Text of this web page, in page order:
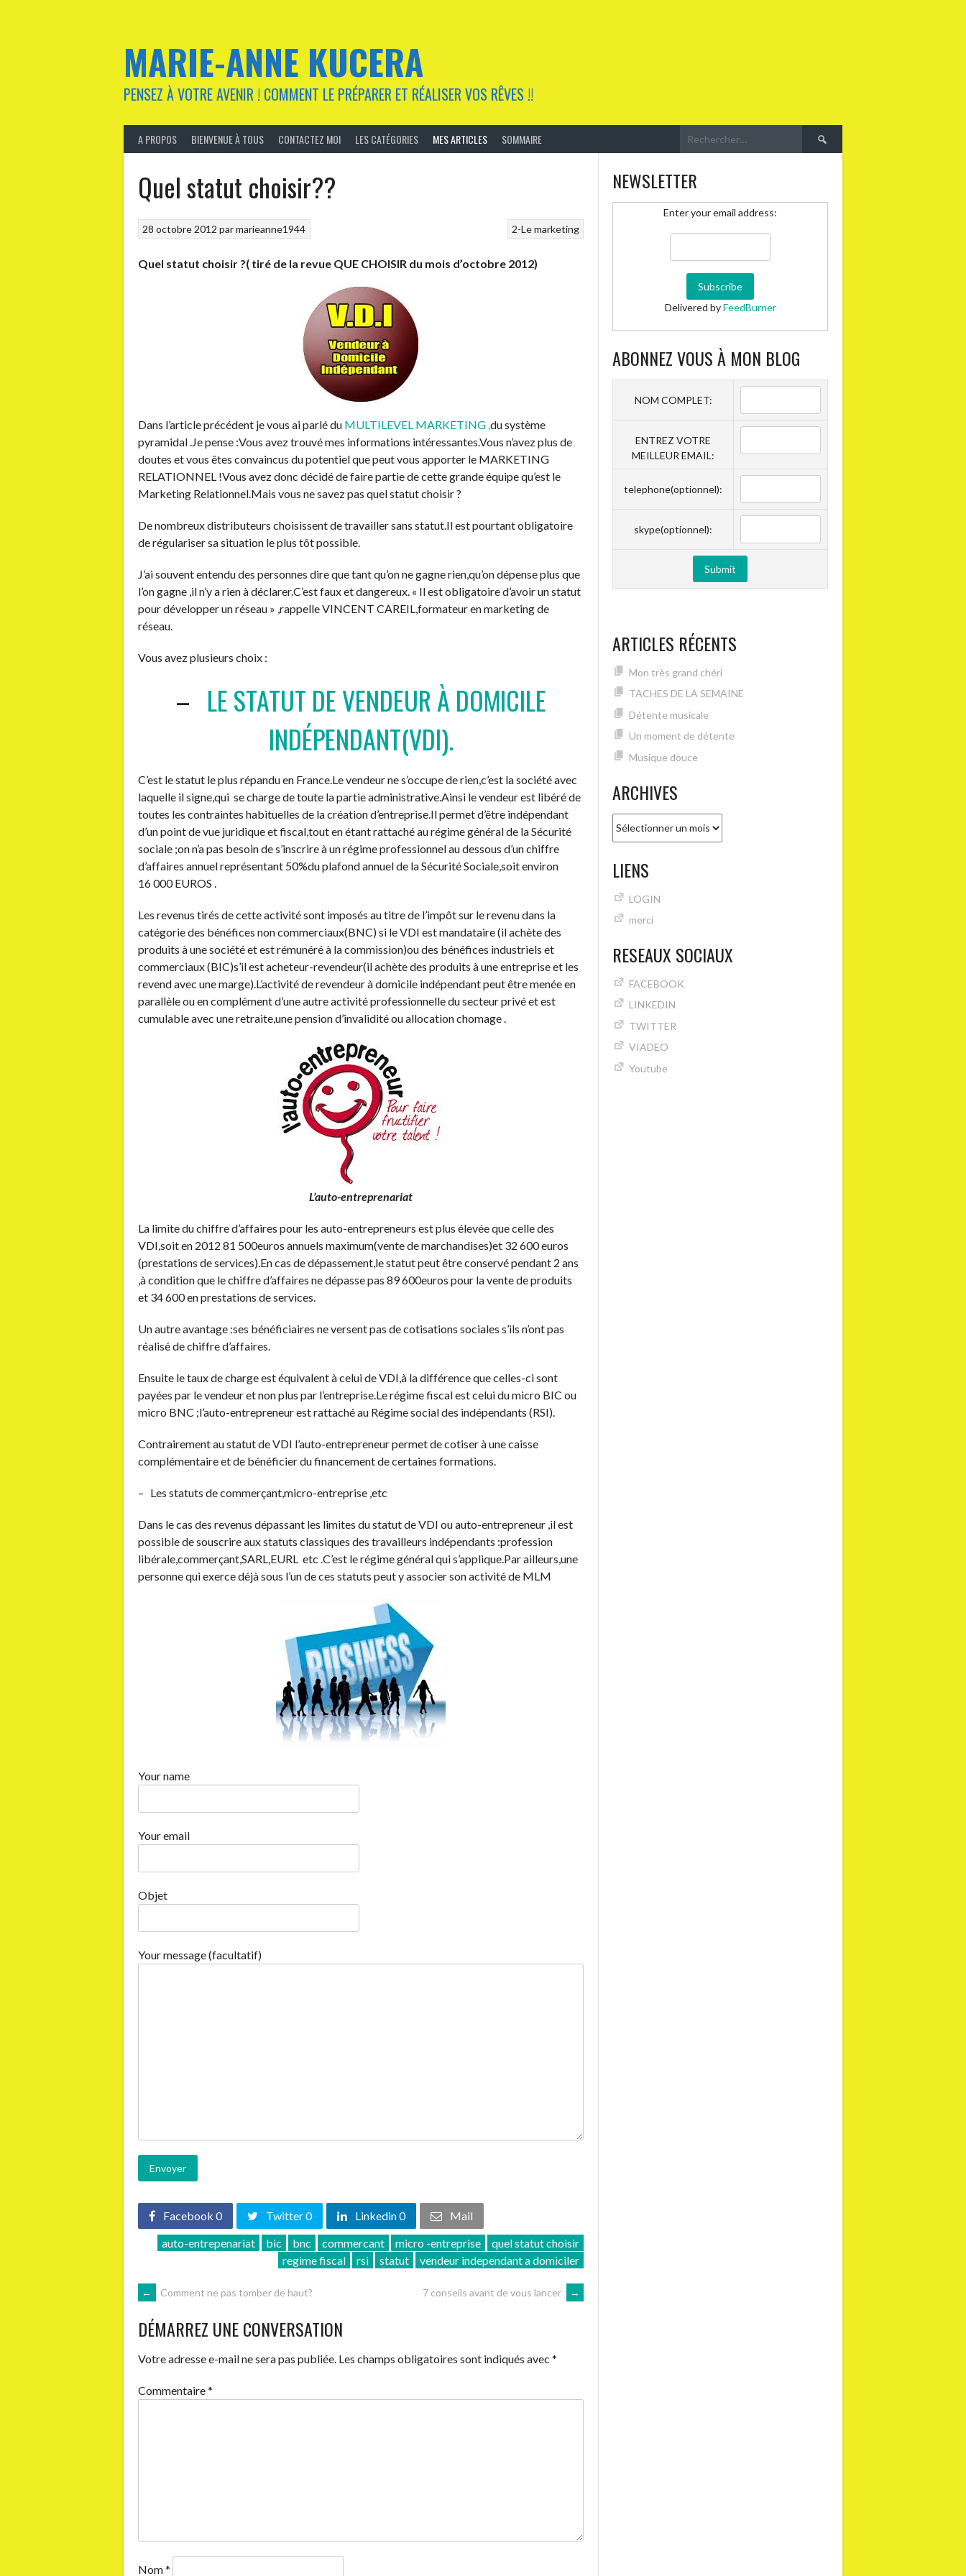
MARIE-ANNE KUCERA
PENSEZ À VOTRE AVENIR ! COMMENT LE PRÉPARER ET RÉALISER VOS RÊVES !!
A PROPOS BIENVENUE À TOUS CONTACTEZ MOI LES CATÉGORIES MES ARTICLES SOMMAIRE Rechercher :
Quel statut choisir??
2-Le marketing
28 octobre 2012 parmarieanne1944
Quel statut choisir ?( tiré de la revue QUE CHOISIR du mois d’octobre 2012)
Dans l’article précédent je vous ai parlé du MULTILEVEL MARKETING , du système
pyramidal .Je pense :Vous avez trouvé mes informations intéressantes.Vous n’avez plus de
doutes et vous êtes convaincus du potentiel que peut vous apporter le MARKETING
RELATIONNEL !Vous avez donc décidé de faire partie de cette grande équipe qu’est le
Marketing Relationnel.Mais vous ne savez pas quel statut choisir ?
De nombreux distributeurs choisissent de travailler sans statut.Il est pourtant obligatoire
de régulariser sa situation le plus tôt possible.
J’ai souvent entendu des personnes dire que tant qu’on ne gagne rien,qu’on dépense plus que
l’on gagne ,il n’y a rien à déclarer.C’est faux et dangereux. « Il est obligatoire d’avoir un statut
pour développer un réseau » ,rappelle VINCENT CAREIL,formateur en marketing de
réseau.
Vous avez plusieurs choix :
– LE STATUT DE VENDEUR À DOMICILE
INDÉPENDANT(VDI).
C’est le statut le plus répandu en France.Le vendeur ne s’occupe de rien,c’est la société avec
laquelle il signe,qui se charge de toute la partie administrative.Ainsi le vendeur est libéré de
toutes les contraintes habituelles de la création d’entreprise.Il permet d’être indépendant
d’un point de vue juridique et fiscal,tout en étant rattaché au régime général de la Sécurité
sociale ;on n’a pas besoin de s’inscrire à un régime professionnel au dessous d’un chiffre
d’affaires annuel représentant 50%du plafond annuel de la Sécurité Sociale,soit environ
16 000 EUROS .
Les revenus tirés de cette activité sont imposés au titre de l’impôt sur le revenu dans la
catégorie des bénéfices non commerciaux(BNC) si le VDI est mandataire (il achète des
produits à une société et est rémunéré à la commission)ou des bénéfices industriels et
commerciaux (BIC)s’il est acheteur-revendeur(il achète des produits à une entreprise et les
revend avec une marge).L’activité de revendeur à domicile indépendant peut être menée en
parallèle ou en complément d’une autre activité professionnelle du secteur privé et est
cumulable avec une retraite,une pension d’invalidité ou allocation chomage .
L’auto-entreprenariat
La limite du chiffre d’affaires pour les auto-entrepreneurs est plus élevée que celle des
VDI,soit en 2012 81 500euros annuels maximum(vente de marchandises)et 32 600 euros
(prestations de services).En cas de dépassement,le statut peut être conservé pendant 2 ans
,à condition que le chiffre d’affaires ne dépasse pas 89 600euros pour la vente de produits
et 34 600 en prestations de services.
Un autre avantage :ses bénéficiaires ne versent pas de cotisations sociales s’ils n’ont pas
réalisé de chiffre d’affaires.
Ensuite le taux de charge est équivalent à celui de VDI,à la différence que celles-ci sont
payées par le vendeur et non plus par l’entreprise.Le régime fiscal est celui du micro BIC ou
micro BNC ;l’auto-entrepreneur est rattaché au Régime social des indépendants (RSI).
Contrairement au statut de VDI l’auto-entrepreneur permet de cotiser à une caisse
complémentaire et de bénéficier du financement de certaines formations.
– Les statuts de commerçant,micro-entreprise ,etc
Dans le cas des revenus dépassant les limites du statut de VDI ou auto-entrepreneur ,il est
possible de souscrire aux statuts classiques des travailleurs indépendants :profession
libérale,commerçant,SARL,EURL etc .C’est le régime général qui s’applique.Par ailleurs,une
personne qui exerce déjà sous l’un de ces statuts peut y associer son activité de MLM
Your name
Your email
Objet
Your message (facultatif)
Facebook 0 Twitter 0 Linkedin 0
Mail
auto-entrepenariat
bic bnc commercant micro -entreprise
quel statut choisir
regime fiscal
rsi statut vendeur independant a domiciler
NAVIGATION
DES
ARTICLES
← Comment ne pas tomber de haut? 7 conseils avant de vous lancer →
DÉMARREZ UNE CONVERSATION
Votre adresse e-mail ne sera pas publiée. Les champs obligatoires sont indiqués avec *
Commentaire*
Nom*
NEWSLETTER
Enter your email address:
Delivered byFeedBurner
ABONNEZ VOUS À MON BLOG
NOM COMPLET:
ENTREZ VOTRE
MEILLEUR EMAIL:
telephone(optionnel):
skype(optionnel):
ARTICLES RÉCENTS
Mon très grand chéri
TACHES DE LA SEMAINE
Détente musicale
Un moment de détente
Musique douce
ARCHIVES
LIENS
LOGIN
merci
RESEAUX SOCIAUX
FACEBOOK
LINKEDIN
TWITTER
VIADEO
Youtube